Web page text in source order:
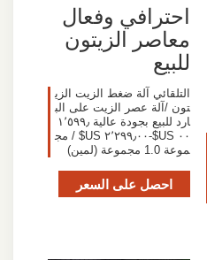
احترافي وفعال
معاصر الزيتون
للبيع
التلقائي آلة ضغط الزيت الزي
تون /آلة عصر الزيت على الب
ارد للبيع بجودة عالية ١٬٥٩٩٫
٠٠ US$-٢٬٢٩٩٫٠٠ US$ / مج
موعة 1.0 مجموعة (لمين)
احصل على السعر